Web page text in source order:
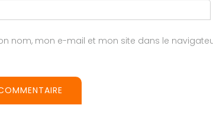
nom, mon e-mail et mon site dans le